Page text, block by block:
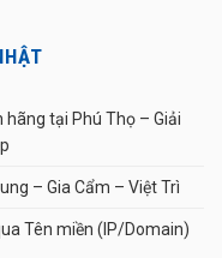
tại Phú Thọ – Giải
– Gia Cẩm – Việt Trì
Tên miền (IP/Domain)